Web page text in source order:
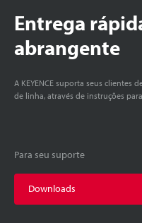
Entrega
abrangente
A KEYENCE suporta seus clientes
de linha, através de instruções
Para seu suporte
Downloads